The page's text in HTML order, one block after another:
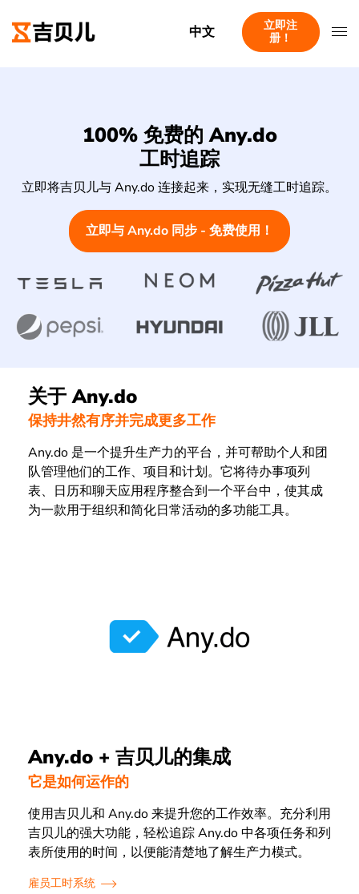
中文
立即注
册！
100% 免费的 Any.do
工时追踪
立即将吉贝儿与 Any.do 连接起来，实现无缝工时追踪。
立即与 Any.do 同步 - 免费使用！
关于 Any.do
保持井然有序并完成更多工作
Any.do 是一个提升生产力的平台，并可帮助个人和团
队管理他们的工作、项目和计划。它将待办事项列
表、日历和聊天应用程序整合到一个平台中，使其成
为一款用于组织和简化日常活动的多功能工具。
Any.do + 吉贝儿的集成
它是如何运作的
使用吉贝儿和 Any.do 来提升您的工作效率。充分利用
吉贝儿的强大功能，轻松追踪 Any.do 中各项任务和列
表所使用的时间，以便能清楚地了解生产力模式。
雇员工时系统